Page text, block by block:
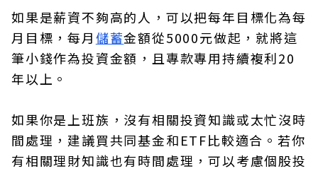
如果是薪資不夠高的人，可以把每年目標化為每
月目標，每月儲蓄金額從5000元做起，就將這
筆小錢作為投資金額，且專款專用持續複利20
年以上。
如果你是上班族，沒有相關投資知識或太忙沒時
間處理，建議買共同基金和ETF比較適合。若你
有相關理財知識也有時間處理，可以考慮個股投